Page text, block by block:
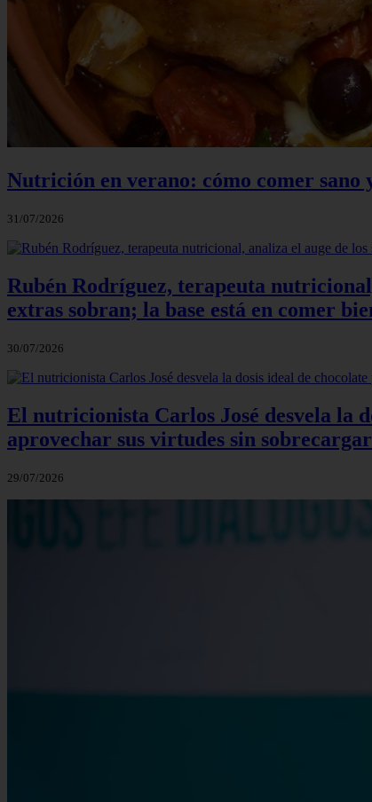
Nutrición en verano: cómo comer sano
31/07/2026
Rubén Rodríguez, terapeuta
extras sobran; la base está en comer
30/07/2026
El nutricionista Carlos José desvela la
aprovechar sus virtudes sin
29/07/2026